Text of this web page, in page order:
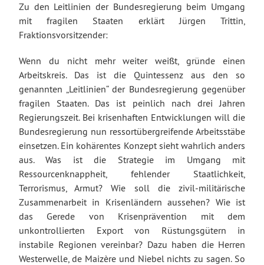
Zu den Leitlinien der Bundesregierung beim Umgang
mit fragilen Staaten erklärt Jürgen Trittin,
Fraktionsvorsitzender:
Wenn du nicht mehr weiter weißt, gründe einen
Arbeitskreis. Das ist die Quintessenz aus den so
genannten „Leitlinien“ der Bundesregierung gegenüber
fragilen Staaten. Das ist peinlich nach drei Jahren
Regierungszeit. Bei krisenhaften Entwicklungen will die
Bundesregierung nun ressortübergreifende Arbeitsstäbe
einsetzen. Ein kohärentes Konzept sieht wahrlich anders
aus. Was ist die Strategie im Umgang mit
Ressourcenknappheit, fehlender Staatlichkeit,
Terrorismus, Armut? Wie soll die zivil-militärische
Zusammenarbeit in Krisenländern aussehen? Wie ist
das Gerede von Krisenprävention mit dem
unkontrollierten Export von Rüstungsgütern in
instabile Regionen vereinbar? Dazu haben die Herren
Westerwelle, de Maizère und Niebel nichts zu sagen. So